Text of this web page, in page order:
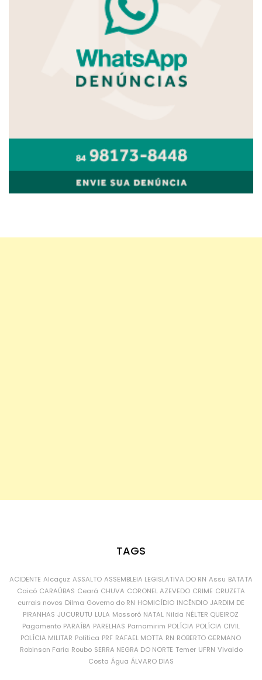
TAGS
ACIDENTE Alcaçuz ASSALTO ASSEMBLEIA LEGISLATIVA DO RN Assu BATATA
Caicó CARAÚBAS Ceará CHUVA CORONEL AZEVEDO CRIME CRUZETA
currais novos Dilma Governo do RN HOMICÍDIO INCÊNDIO JARDIM DE
PIRANHAS JUCURUTU LULA Mossoró NATAL Nilda NÉLTER QUEIROZ
Pagamento PARAÍBA PARELHAS Parnamirim POLÍCIA POLÍCIA CIVIL
POLÍCIA MILITAR Política PRF RAFAEL MOTTA RN ROBERTO GERMANO
Robinson Faria Roubo SERRA NEGRA DO NORTE Temer UFRN Vivaldo
Costa Água ÁLVARO DIAS